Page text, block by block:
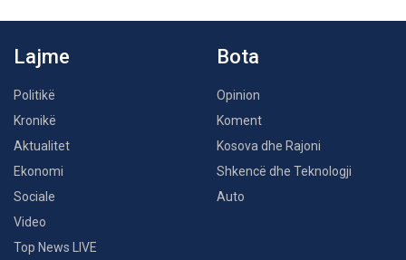
Lajme
Politikë
Kronikë
Aktualitet
Ekonomi
Sociale
Video
Top News LIVE
Bota
Opinion
Koment
Kosova dhe Rajoni
Shkencë dhe Teknologji
Auto